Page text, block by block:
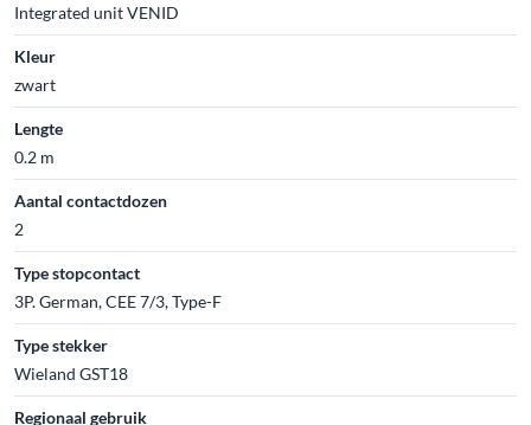
Integrated unit VENID
Kleur
zwart
Lengte
0.2 m
Aantal contactdozen
2
Type stopcontact
3P. German, CEE 7/3, Type-F
Type stekker
Wieland GST18
Regionaal gebruik